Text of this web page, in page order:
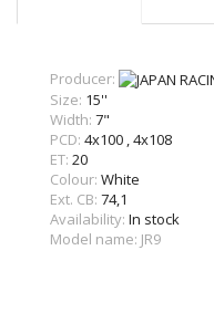
Producer:
Size: 15''
Width: 7"
PCD: 4x100 ,4x108
ET: 20
Colour: White
Ext. CB: 74,1
Availability: In stock
Model name: JR9